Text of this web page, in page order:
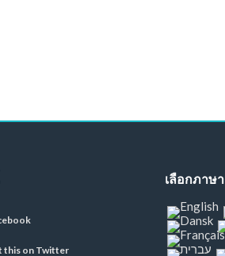
เลือกภาษา